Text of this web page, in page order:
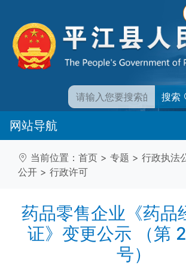
搜索
网站导航
当前位置： 首页 > 专题 > 行政执法
公开 > 行政许可
药品零售企业《药品
证》变更公示 （第
号）